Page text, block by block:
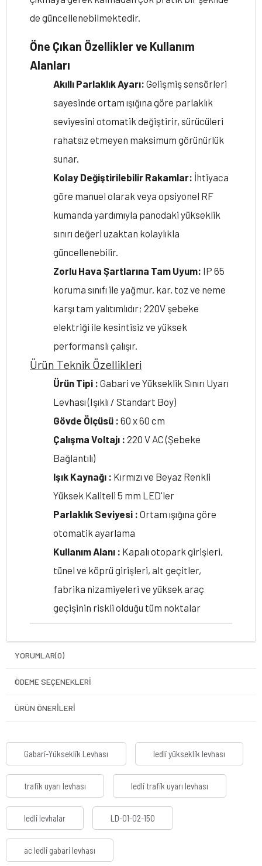
de güncellenebilmektedir.
Öne Çıkan Özellikler ve Kullanım
Alanları
Akıllı Parlaklık Ayarı: Gelişmiş sensörleri
sayesinde ortam ışığına göre parlaklık
seviyesini otomatik değiştirir, sürücüleri
rahatsız etmeyen maksimum görünürlük
sunar.
Kolay Değiştirilebilir Rakamlar: İhtiyaca
göre manuel olarak veya opsiyonel RF
kumanda yardımıyla panodaki yükseklik
sınırı değeri uzaktan kolaylıkla
güncellenebilir.
Zorlu Hava Şartlarına Tam Uyum: IP 65
koruma sınıfı ile yağmur, kar, toz ve neme
karşı tam yalıtımlıdır; 220V şebeke
elektriği ile kesintisiz ve yüksek
performanslı çalışır.
Ürün Teknik Özellikleri
Ürün Tipi : Gabari ve Yükseklik Sınırı Uyarı
Levhası (Işıklı / Standart Boy)
Gövde Ölçüsü : 60 x 60 cm
Çalışma Voltajı : 220 V AC (Şebeke
Bağlantılı)
Işık Kaynağı : Kırmızı ve Beyaz Renkli
Yüksek Kaliteli 5 mm LED'ler
Parlaklık Seviyesi : Ortam ışığına göre
otomatik ayarlama
Kullanım Alanı : Kapalı otopark girişleri,
tünel ve köprü girişleri, alt geçitler,
fabrika nizamiyeleri ve yüksek araç
geçişinin riskli olduğu tüm noktalar
YORUMLAR(0)
ÖDEME SEÇENEKLERI
ÜRÜN ÖNERILERI
Gabari-Yükseklik Levhası ledli yükseklik levhası
trafik uyarı levhası ledli trafik uyarı levhası
ledli levhalar LD-01-02-150
ac ledli gabari levhası